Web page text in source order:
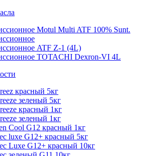
Motul Multi ATF 100% Sunt.
ATF Z-1 (4L)
TOTACHI Dexron-VI 4L
красный 5кг
зеленый 5кг
красный 1кг
зеленый 1кг
Cool G12 красный 1кг
luxe G12+ красный 5кг
Luxe G12+ красный 10кг